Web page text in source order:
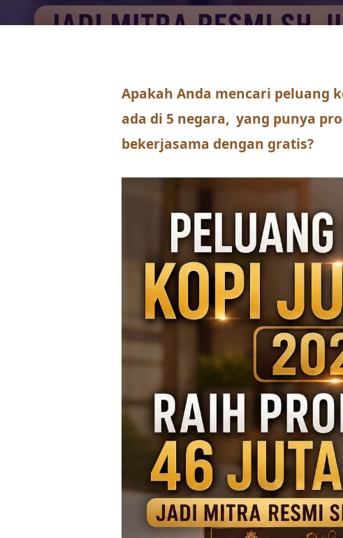
Apakah Anda mencari peluang
ada di 5 negara, yang punya
bekerjasama dengan gratis?